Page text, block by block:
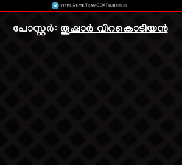
പോസ്റ്റർ: തുഷാർ വിറകൊടിയൻ